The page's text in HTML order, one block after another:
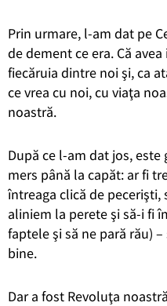
Prin urmare, l-am dat pe
de dement ce era. Că
fiecăruia dintre noi şi, ca
ce vrea cu noi, cu viaţa
noastră.
După ce l-am dat jos,
mers până la capăt: ar fi
întreaga clică de pecerişti,
aliniem la perete şi să-i fi
faptele şi să ne pară rău)
bine.
Dar a fost Revoluţa